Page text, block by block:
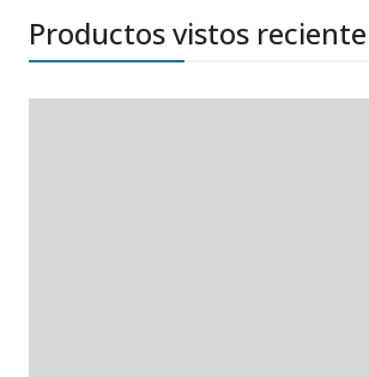
Productos vistos